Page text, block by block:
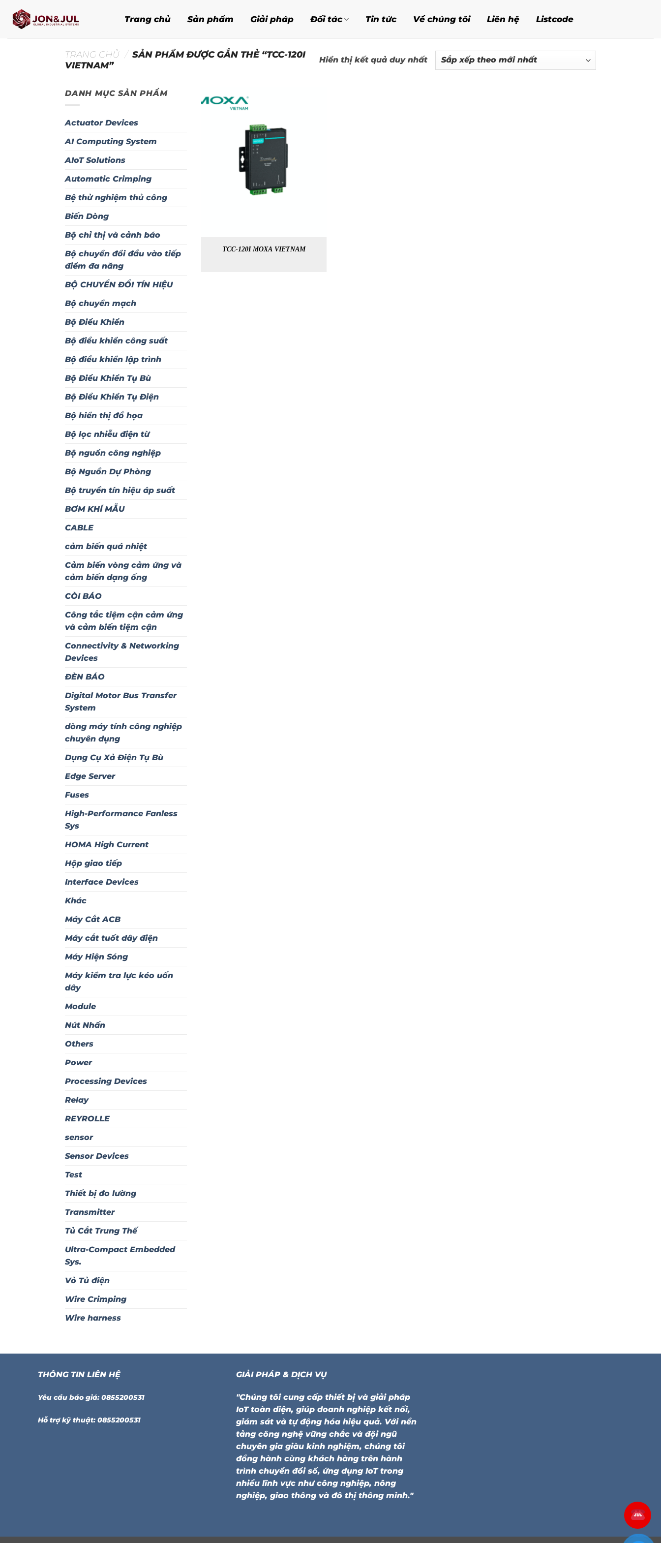
qua
Trang chủ Sản phẩm Giải pháp Đối tác Tin tức Về chúng tôi Liên hệ Listcode
TRANG CHỦ / SẢN PHẨM ĐƯỢC GẮN THẺ “TCC-120I
VIETNAM”
Hiển thị kết quả duy nhất
DANH MỤC SẢN PHẨM
Actuator Devices
AI Computing System
AIoT Solutions
Automatic Crimping
Bệ thử nghiệm thủ công
Biến Dòng
Bộ chỉ thị và cảnh báo
Bộ chuyển đổi đầu vào tiếp
điểm đa năng
BỘ CHUYỂN ĐỔI TÍN HIỆU
Bộ chuyển mạch
Bộ Điều Khiển
Bộ điều khiển công suất
Bộ điều khiển lập trình
Bộ Điều Khiển Tụ Bù
Bộ Điều Khiển Tụ Điện
Bộ hiển thị đồ họa
Bộ lọc nhiễu điện từ
Bộ nguồn công nghiệp
Bộ Nguồn Dự Phòng
Bộ truyền tín hiệu áp suất
BƠM KHÍ MẪU
CABLE
cảm biến quá nhiệt
Cảm biến vòng cảm ứng và
cảm biến dạng ống
CÒI BÁO
Công tắc tiệm cận cảm ứng
và cảm biến tiệm cận
Connectivity & Networking
Devices
ĐÈN BÁO
Digital Motor Bus Transfer
System
dòng máy tính công nghiệp
chuyên dụng
Dụng Cụ Xả Điện Tụ Bù
Edge Server
Fuses
High-Performance Fanless
Sys
HOMA High Current
Hộp giao tiếp
Interface Devices
Khác
Máy Cắt ACB
Máy cắt tuốt dây điện
Máy Hiện Sóng
Máy kiểm tra lực kéo uốn
dây
Module
Nút Nhấn
Others
Power
Processing Devices
Relay
REYROLLE
sensor
Sensor Devices
Test
Thiết bị đo lường
Transmitter
Tủ Cắt Trung Thế
Ultra-Compact Embedded
Sys.
Vỏ Tủ điện
Wire Crimping
Wire harness
TCC-120I MOXA VIETNAM
THÔNG TIN LIÊN HỆ
Yêu cầu báo giá: 0855200531
Hỗ trợ kỹ thuật: 0855200531
GIẢI PHÁP & DỊCH VỤ
"Chúng tôi cung cấp thiết bị và giải pháp
IoT toàn diện, giúp doanh nghiệp kết nối,
giám sát và tự động hóa hiệu quả. Với nền
tảng công nghệ vững chắc và đội ngũ
chuyên gia giàu kinh nghiệm, chúng tôi
đồng hành cùng khách hàng trên hành
trình chuyển đổi số, ứng dụng IoT trong
nhiều lĩnh vực như công nghiệp, nông
nghiệp, giao thông và đô thị thông minh."